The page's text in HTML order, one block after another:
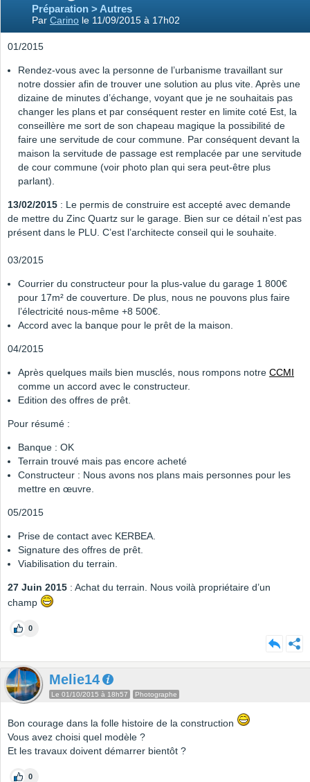
Préparation > Autres
Par Carino le 11/09/2015 à 17h02
01/2015
Rendez-vous avec la personne de l’urbanisme travaillant sur
notre dossier afin de trouver une solution au plus vite. Après une
dizaine de minutes d’échange, voyant que je ne souhaitais pas
changer les plans et par conséquent rester en limite coté Est, la
conseillère me sort de son chapeau magique la possibilité de
faire une servitude de cour commune. Par conséquent devant la
maison la servitude de passage est remplacée par une servitude
de cour commune (voir photo plan qui sera peut-être plus
parlant).
13/02/2015 : Le permis de construire est accepté avec demande
de mettre du Zinc Quartz sur le garage. Bien sur ce détail n’est pas
présent dans le PLU. C’est l’architecte conseil qui le souhaite.
03/2015
Courrier du constructeur pour la plus-value du garage 1 800€
pour 17m² de couverture. De plus, nous ne pouvons plus faire
l’électricité nous-même +8 500€.
Accord avec la banque pour le prêt de la maison.
04/2015
Après quelques mails bien musclés, nous rompons notre CCMI
comme un accord avec le constructeur.
Edition des offres de prêt.
Pour résumé :
Banque : OK
Terrain trouvé mais pas encore acheté
Constructeur : Nous avons nos plans mais personnes pour les
mettre en œuvre.
05/2015
Prise de contact avec KERBEA.
Signature des offres de prêt.
Viabilisation du terrain.
27 Juin 2015 : Achat du terrain. Nous voilà propriétaire d’un
champ
0
Melie14
Le 01/10/2015 à 18h57 Photographe
Bon courage dans la folle histoire de la construction
Vous avez choisi quel modèle ?
Et les travaux doivent démarrer bientôt ?
0